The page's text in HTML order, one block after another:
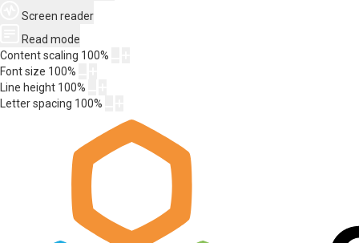
Screen reader
Read mode
Content scaling 100%
Font size 100%
Line height 100%
Letter spacing 100%